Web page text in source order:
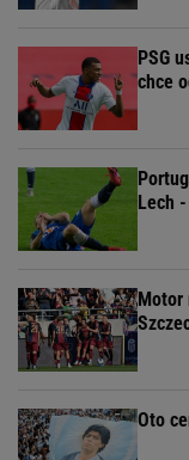
PSG
chce
Lech
Motor
Oto